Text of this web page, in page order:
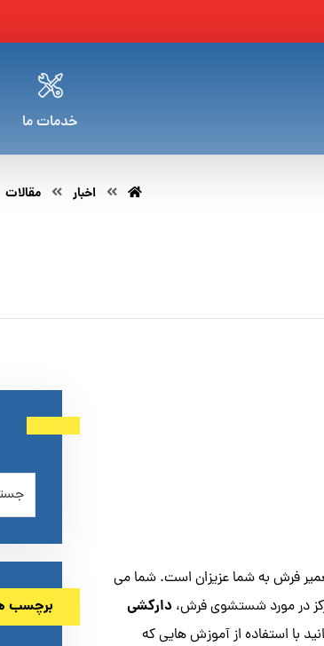
خدمات ما
اخبار مقالات
فرش به شما عزیزان است. شما می
در مورد شستشوی فرش، دارکشی
با استفاده از آموزش هایی که
برچسب